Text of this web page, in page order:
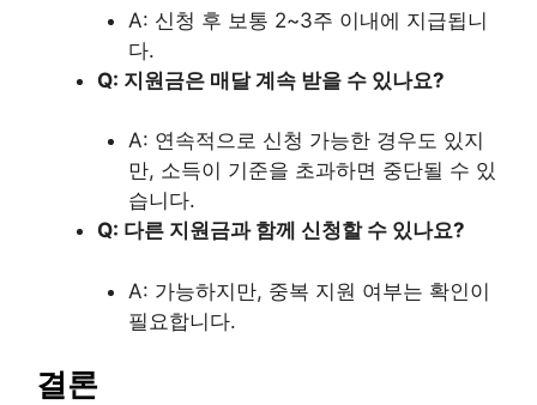
A: 신청 후 보통 2~3주 이내에 지급됩니
다.
Q: 지원금은 매달 계속 받을 수 있나요?
A: 연속적으로 신청 가능한 경우도 있지
만, 소득이 기준을 초과하면 중단될 수 있
습니다.
Q: 다른 지원금과 함께 신청할 수 있나요?
A: 가능하지만, 중복 지원 여부는 확인이
필요합니다.
결론